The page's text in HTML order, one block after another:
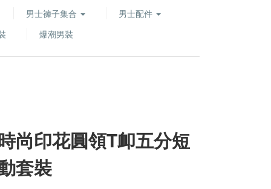
男士褲子集合
男士配件
爆潮男裝
尚印花圓領T卹五分短
套裝